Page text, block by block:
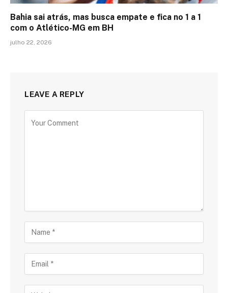
Bahia sai atrás, mas busca empate e fica no 1 a 1
com o Atlético-MG em BH
julho 22, 2026
LEAVE A REPLY